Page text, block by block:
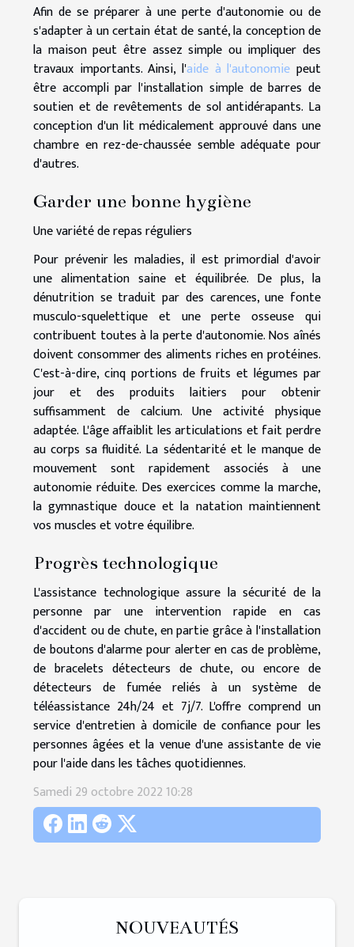
Afin de se préparer à une perte d'autonomie ou de
s'adapter à un certain état de santé, la conception de
la maison peut être assez simple ou impliquer des
travaux importants. Ainsi, l'aide à l'autonomie peut
être accompli par l'installation simple de barres de
soutien et de revêtements de sol antidérapants. La
conception d'un lit médicalement approuvé dans une
chambre en rez-de-chaussée semble adéquate pour
d'autres.
Garder une bonne hygiène
Une variété de repas réguliers
Pour prévenir les maladies, il est primordial d'avoir
une alimentation saine et équilibrée. De plus, la
dénutrition se traduit par des carences, une fonte
musculo-squelettique et une perte osseuse qui
contribuent toutes à la perte d'autonomie. Nos aînés
doivent consommer des aliments riches en protéines.
C'est-à-dire, cinq portions de fruits et légumes par
jour et des produits laitiers pour obtenir
suffisamment de calcium. Une activité physique
adaptée. L'âge affaiblit les articulations et fait perdre
au corps sa fluidité. La sédentarité et le manque de
mouvement sont rapidement associés à une
autonomie réduite. Des exercices comme la marche,
la gymnastique douce et la natation maintiennent
vos muscles et votre équilibre.
Progrès technologique
L'assistance technologique assure la sécurité de la
personne par une intervention rapide en cas
d'accident ou de chute, en partie grâce à l'installation
de boutons d'alarme pour alerter en cas de problème,
de bracelets détecteurs de chute, ou encore de
détecteurs de fumée reliés à un système de
téléassistance 24h/24 et 7j/7. L'offre comprend un
service d'entretien à domicile de confiance pour les
personnes âgées et la venue d'une assistante de vie
pour l'aide dans les tâches quotidiennes.
Samedi 29 octobre 2022 10:28
NOUVEAUTÉS